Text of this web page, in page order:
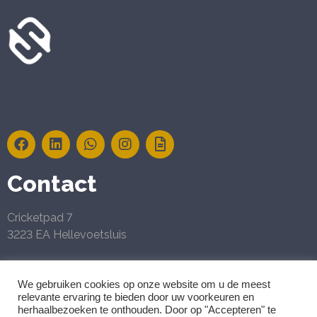
v
e
Contact
Cricketpad 7
3223 EA Hellevoetsluis
Geregistreerd belastingconsulent en Gecertificeerd
Reeleezee Accountant
We gebruiken cookies op onze website om u de meest
relevante ervaring te bieden door uw voorkeuren en
herhaalbezoeken te onthouden. Door op "Accepteren" te